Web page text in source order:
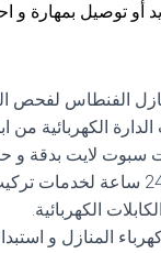
أو توصيل بمهارة و
الفنطاس لفحص
الكهربائية من
سبوت لايت بدقة و
عامل كهربائي 24 ساعة
الكهربائية.
المنازل و